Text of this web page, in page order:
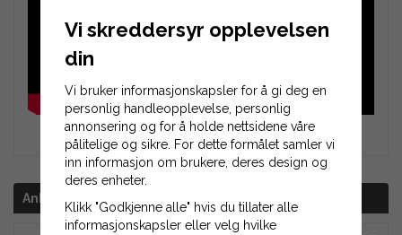
Anbefalt tilbehør for dette produktet
Vi skreddersyr opplevelsen
din
Vi bruker informasjonskapsler for å gi deg en
personlig handleopplevelse, personlig
annonsering og for å holde nettsidene våre
pålitelige og sikre. For dette formålet samler vi
inn informasjon om brukere, deres design og
deres enheter.
Klikk "Godkjenne alle" hvis du tillater alle
informasjonskapsler eller velg hvilke